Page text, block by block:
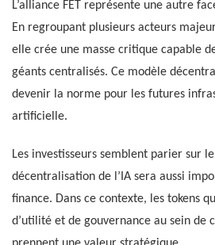
L’alliance FET représente une autre
En regroupant plusieurs acteurs
elle crée une masse critique capable
géants centralisés. Ce modèle
devenir la norme pour les futures
artificielle.
Les investisseurs semblent parier sur
décentralisation de l’IA sera aussi
finance. Dans ce contexte, les tokens
d’utilité et de gouvernance au sein de